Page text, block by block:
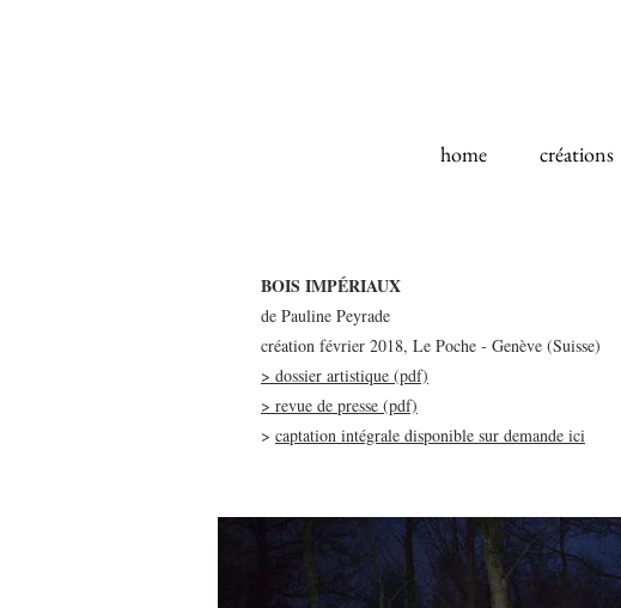
home créations
BOIS IMPÉRIAUX
de Pauline Peyrade
création février 2018, Le Poche - Genève (Suisse)
> dossier artistique (pdf)
> revue de presse (pdf)
> captation intégrale disponible sur demande ici